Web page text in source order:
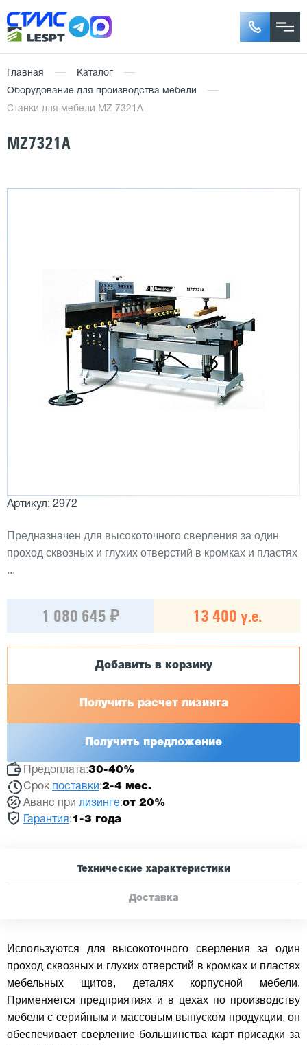
Главная
Каталог
Оборудование для производства мебели
Станки для мебели MZ 7321А
MZ7321А
Артикул: 2972
Предназначен для высокоточного сверления за один
проход сквозных и глухих отверстий в кромках и пластях
...
1 080 645 ₽ 13 400 у.е.
Добавить в корзину
Получить расчет лизинга
Получить предложение
Предоплата:30-40%
Срок поставки :2-4 мес.
Аванс при лизинге:от 20%
Гарантия :1-3 года
Технические характеристики
Доставка
Используются для высокоточного сверления за один
проход сквозных и глухих отверстий в кромках и пластях
мебельных щитов, деталях корпусной мебели.
Применяется предприятиях и в цехах по производству
мебели с серийным и массовым выпуском продукции, он
обеспечивает сверление большинства карт присадки за